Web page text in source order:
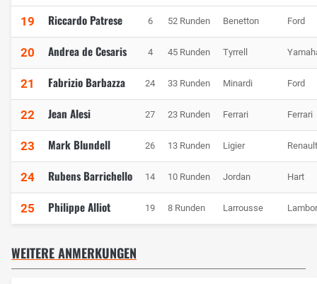
19 Riccardo Patrese 6 52 Runden Benetton Ford
20 Andrea de Cesaris 4 45 Runden Tyrrell
21 Fabrizio Barbazza 24 33 Runden Minardi Ford
22 Jean Alesi 27 23 Runden Ferrari Ferrari
23 Mark Blundell 26 13 Runden Ligier Renault
24 Rubens Barrichello 14 10 Runden Jordan Hart
25 Philippe Alliot 19 8 Runden Larrousse
WEITERE ANMERKUNGEN